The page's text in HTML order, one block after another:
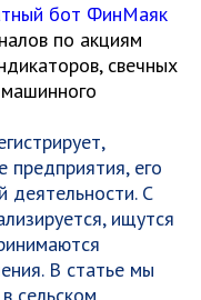
бот ФинМаяк
по акциям
свечных
его
деятельности. С
ищутся
В статье мы